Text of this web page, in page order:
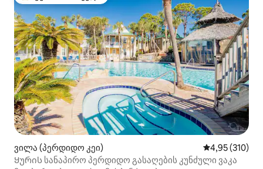
ვილა (პერდიდო კეი) საშუალო
4,95 (310)
Ყურის სანაპირო პერდიდო გასაღების კუნძული ვაკა